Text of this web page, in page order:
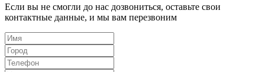
Если вы не смогли до нас дозвониться, оставьте свои
контактные данные, и мы вам перезвоним